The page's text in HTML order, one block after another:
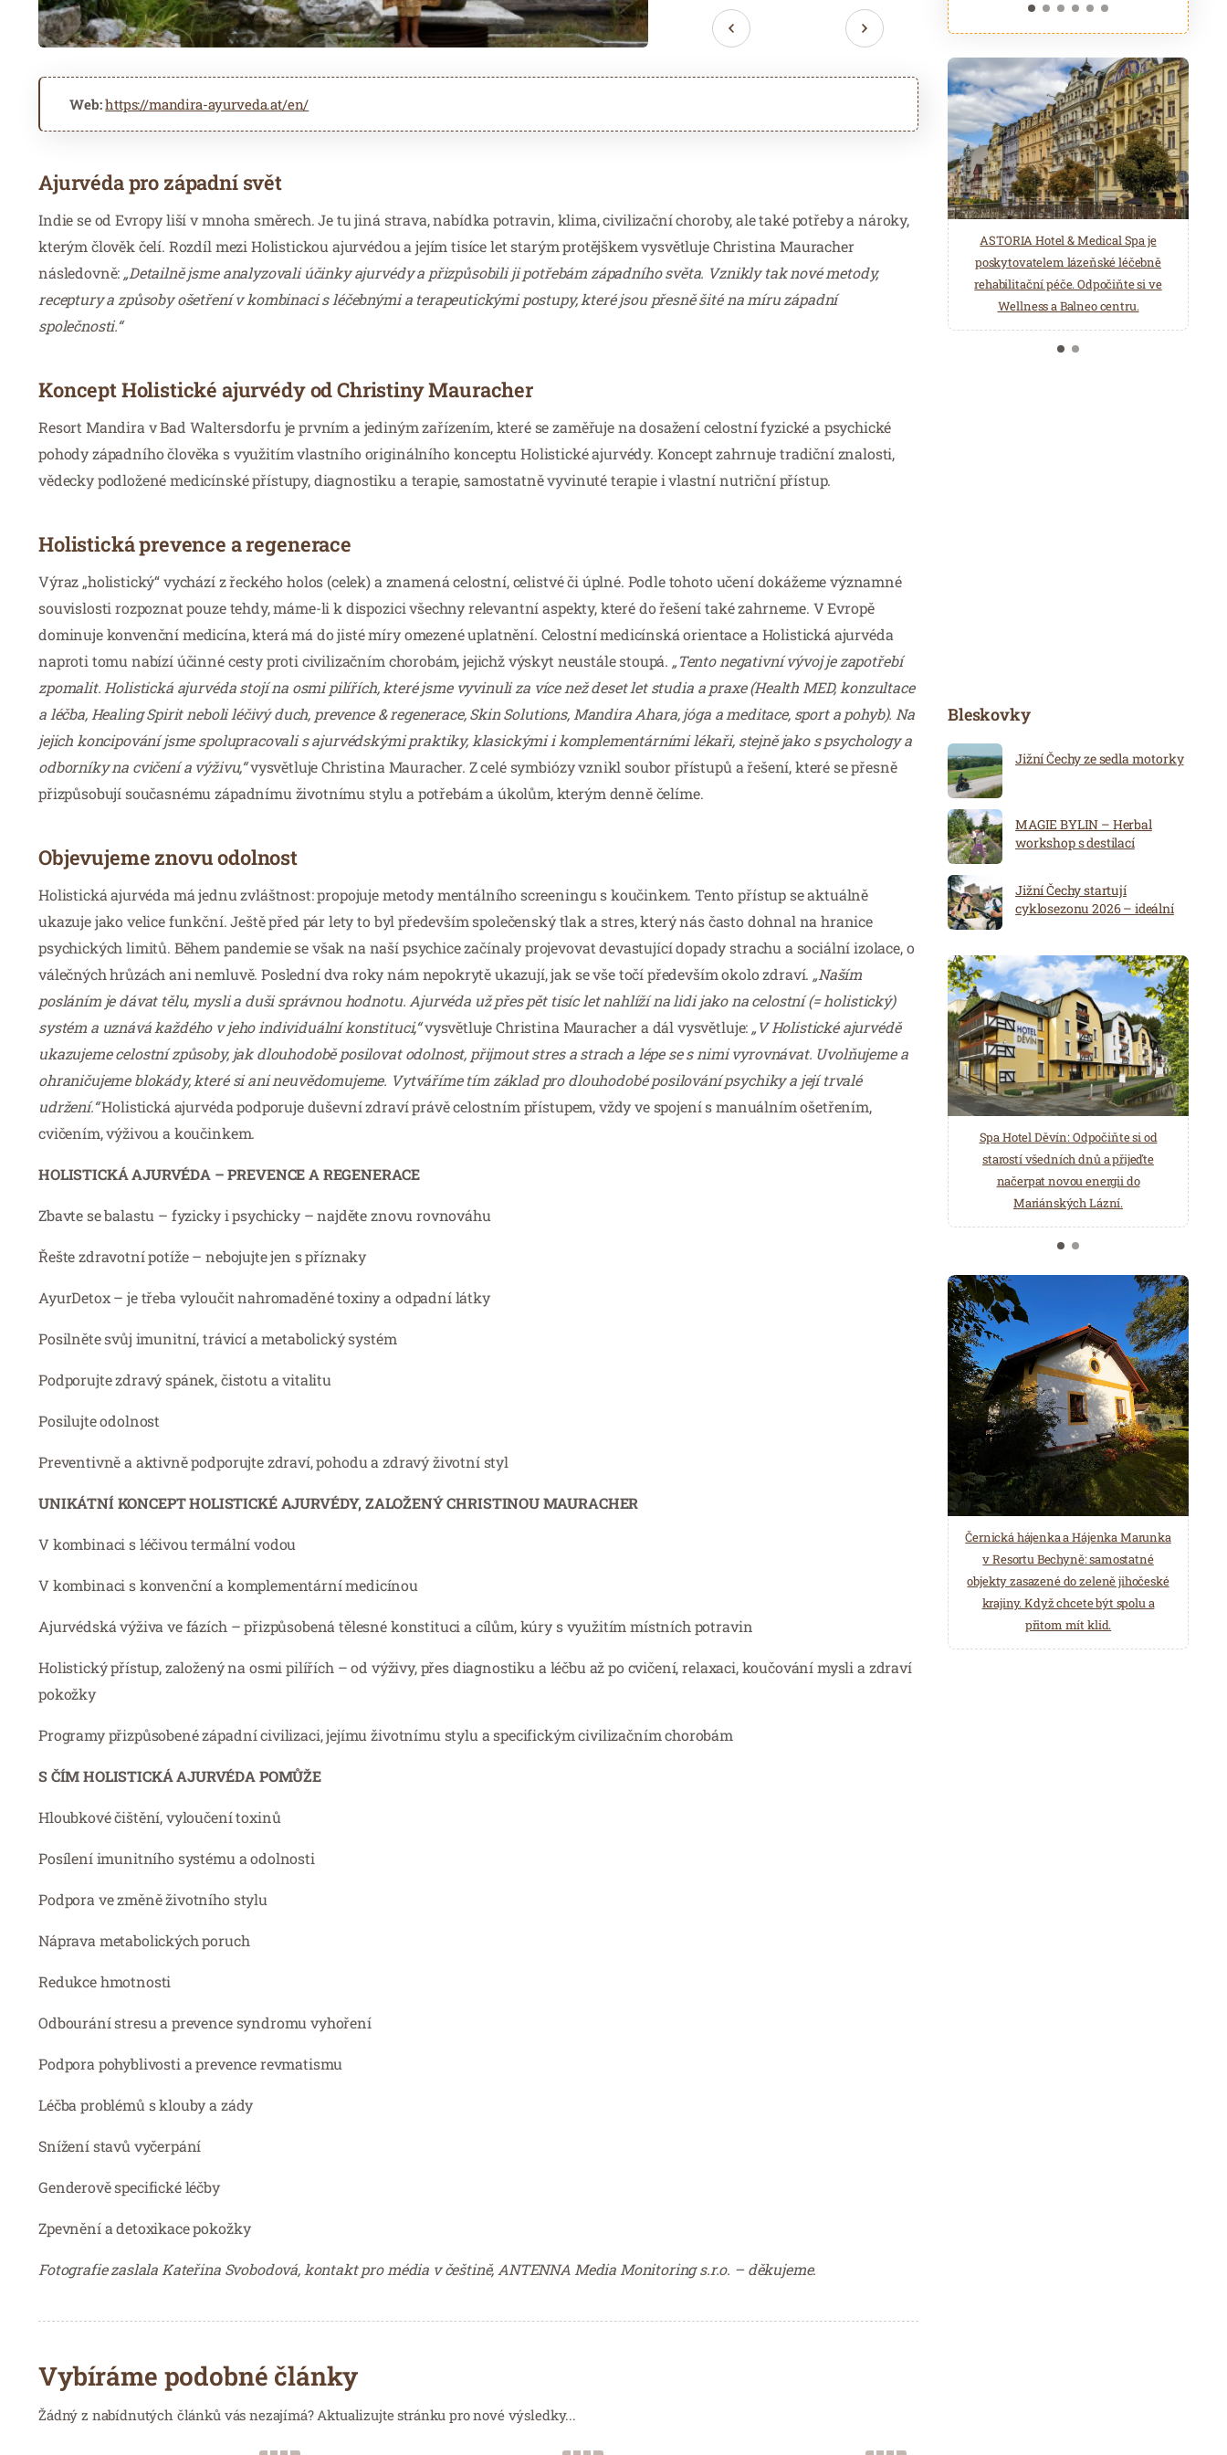
Web:https://mandira-ayurveda.at/en/
Ajurvéda pro západní svět
Indie se od Evropy liší v mnoha směrech. Je tu jiná strava, nabídka potravin, klima, civilizační choroby, ale také potřeby a nároky,
kterým člověk čelí. Rozdíl mezi Holistickou ajurvédou a jejím tisíce let starým protějškem vysvětluje Christina Mauracher
následovně: „Detailně jsme analyzovali účinky ajurvédy a přizpůsobili ji potřebám západního světa. Vznikly tak nové metody,
receptury a způsoby ošetření v kombinaci s léčebnými a terapeutickými postupy, které jsou přesně šité na míru západní
společnosti.“
Koncept Holistické ajurvédy od Christiny Mauracher
Resort Mandira v Bad Waltersdorfu je prvním a jediným zařízením, které se zaměřuje na dosažení celostní fyzické a psychické
pohody západního člověka s využitím vlastního originálního konceptu Holistické ajurvédy. Koncept zahrnuje tradiční znalosti,
vědecky podložené medicínské přístupy, diagnostiku a terapie, samostatně vyvinuté terapie i vlastní nutriční přístup.
Holistická prevence a regenerace
Výraz „holistický“ vychází z řeckého holos (celek) a znamená celostní, celistvé či úplné. Podle tohoto učení dokážeme významné
souvislosti rozpoznat pouze tehdy, máme-li k dispozici všechny relevantní aspekty, které do řešení také zahrneme. V Evropě
dominuje konvenční medicína, která má do jisté míry omezené uplatnění. Celostní medicínská orientace a Holistická ajurvéda
naproti tomu nabízí účinné cesty proti civilizačním chorobám, jejichž výskyt neustále stoupá. „Tento negativní vývoj je zapotřebí
zpomalit. Holistická ajurvéda stojí na osmi pilířích, které jsme vyvinuli za více než deset let studia a praxe (Health MED, konzultace
a léčba, Healing Spirit neboli léčivý duch, prevence & regenerace, Skin Solutions, Mandira Ahara, jóga a meditace, sport a pohyb). Na
jejich koncipování jsme spolupracovali s ajurvédskými praktiky, klasickými i komplementárními lékaři, stejně jako s psychology a
odborníky na cvičení a výživu,“vysvětluje Christina Mauracher. Z celé symbiózy vznikl soubor přístupů a řešení, které se přesně
přizpůsobují současnému západnímu životnímu stylu a potřebám a úkolům, kterým denně čelíme.
Objevujeme znovu odolnost
Holistická ajurvéda má jednu zvláštnost: propojuje metody mentálního screeningu s koučinkem. Tento přístup se aktuálně
ukazuje jako velice funkční. Ještě před pár lety to byl především společenský tlak a stres, který nás často dohnal na hranice
psychických limitů. Během pandemie se však na naší psychice začínaly projevovat devastující dopady strachu a sociální izolace, o
válečných hrůzách ani nemluvě. Poslední dva roky nám nepokrytě ukazují, jak se vše točí především okolo zdraví. „Naším
posláním je dávat tělu, mysli a duši správnou hodnotu. Ajurvéda už přes pět tisíc let nahlíží na lidi jako na celostní (= holistický)
systém a uznává každého v jeho individuální konstituci,“vysvětluje Christina Mauracher a dál vysvětluje: „V Holistické ajurvédě
ukazujeme celostní způsoby, jak dlouhodobě posilovat odolnost, přijmout stres a strach a lépe se s nimi vyrovnávat. Uvolňujeme a
ohraničujeme blokády, které si ani neuvědomujeme. Vytváříme tím základ pro dlouhodobé posilování psychiky a její trvalé
udržení.“Holistická ajurvéda podporuje duševní zdraví právě celostním přístupem, vždy ve spojení s manuálním ošetřením,
cvičením, výživou a koučinkem.
HOLISTICKÁ AJURVÉDA – PREVENCE A REGENERACE
Zbavte se balastu – fyzicky i psychicky – najděte znovu rovnováhu
Řešte zdravotní potíže – nebojujte jen s příznaky
AyurDetox – je třeba vyloučit nahromaděné toxiny a odpadní látky
Posilněte svůj imunitní, trávicí a metabolický systém
Podporujte zdravý spánek, čistotu a vitalitu
Posilujte odolnost
Preventivně a aktivně podporujte zdraví, pohodu a zdravý životní styl
UNIKÁTNÍ KONCEPT HOLISTICKÉ AJURVÉDY, ZALOŽENÝ CHRISTINOU MAURACHER
V kombinaci s léčivou termální vodou
V kombinaci s konvenční a komplementární medicínou
Ajurvédská výživa ve fázích – přizpůsobená tělesné konstituci a cílům, kúry s využitím místních potravin
Holistický přístup, založený na osmi pilířích – od výživy, přes diagnostiku a léčbu až po cvičení, relaxaci, koučování mysli a zdraví
pokožky
Programy přizpůsobené západní civilizaci, jejímu životnímu stylu a specifickým civilizačním chorobám
S ČÍM HOLISTICKÁ AJURVÉDA POMŮŽE
Hloubkové čištění, vyloučení toxinů
Posílení imunitního systému a odolnosti
Podpora ve změně životního stylu
Náprava metabolických poruch
Redukce hmotnosti
Odbourání stresu a prevence syndromu vyhoření
Podpora pohyblivosti a prevence revmatismu
Léčba problémů s klouby a zády
Snížení stavů vyčerpání
Genderově specifické léčby
Zpevnění a detoxikace pokožky
Fotografie zaslala Kateřina Svobodová, kontakt pro média v češtině, ANTENNA Media Monitoring s.r.o. – děkujeme.
Vybíráme podobné články
Žádný z nabídnutých článků vás nezajímá? Aktualizujte stránku pro nové výsledky...
ASTORIA Hotel & Medical Spa je
poskytovatelem lázeňské léčebně
rehabilitační péče. Odpočiňte si ve
Wellness a Balneo centru.
Belgická značka Aromen nabízí
přírodní produkty pro wellness a
saunová centra. Éterické oleje,
hydroláty, esence pro parní lázně…
Bleskovky
Jižní Čechy ze sedla motorky
MAGIE BYLIN – Herbal
workshop s destilací
Jižní Čechy startují
cyklosezonu 2026 – ideální
Spa Hotel Děvín: Odpočiňte si od
starostí všedních dnů a přijeďte
načerpat novou energii do
Mariánských Lázní.
Saunový ráj Holice: Odpočinek a
relaxace v oáze klidu a pohody.
Několik druhů saun a různé možnosti
ochlazení.
Černická hájenka a Hájenka Marunka
v Resortu Bechyně: samostatné
objekty zasazené do zeleně jihočeské
krajiny. Když chcete být spolu a
přitom mít klid.